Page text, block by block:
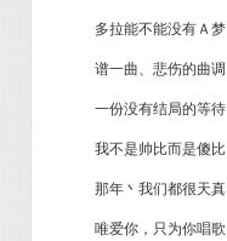
多拉能不能没有Ａ梦
谱一曲、悲伤的曲调
一份没有结局的等待
我不是帅比而是傻比
那年丶我们都很天真
唯爱你，只为你唱歌